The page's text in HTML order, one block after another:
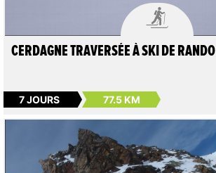

CERDAGNE TRAVERSÉE À SKI DE RANDO
7 JOURS 77.5 KM